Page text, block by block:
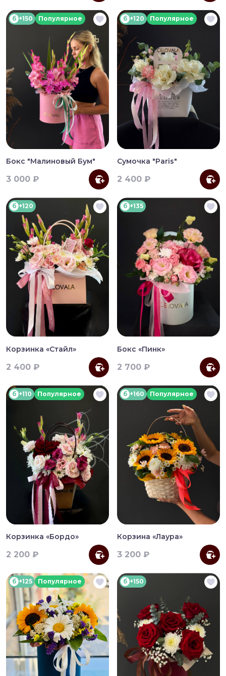
б +150 Популярное
Бокс "Малиновый Бум"
3 000 ₽
б +120 Популярное
Сумочка "Paris"
2 400 ₽
б +120
Корзинка «Стайл»
2 400 ₽
б +135
Бокс «Пинк»
2 700 ₽
б +110 Популярное
Корзинка «Бордо»
2 200 ₽
б +160 Популярное
Корзина «Лаура»
3 200 ₽
б +125 Популярное б +150